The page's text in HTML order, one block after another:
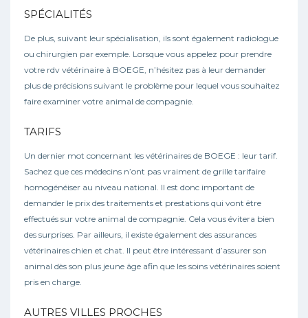
SPÉCIALITÉS
De plus, suivant leur spécialisation, ils sont également radiologue
ou chirurgien par exemple. Lorsque vous appelez pour prendre
votre rdv vétérinaire à BOEGE, n’hésitez pas à leur demander
plus de précisions suivant le problème pour lequel vous souhaitez
faire examiner votre animal de compagnie.
TARIFS
Un dernier mot concernant les vétérinaires de BOEGE : leur tarif.
Sachez que ces médecins n’ont pas vraiment de grille tarifaire
homogénéiser au niveau national. Il est donc important de
demander le prix des traitements et prestations qui vont être
effectués sur votre animal de compagnie. Cela vous évitera bien
des surprises. Par ailleurs, il existe également des assurances
vétérinaires chien et chat. Il peut être intéressant d’assurer son
animal dès son plus jeune âge afin que les soins vétérinaires soient
pris en charge.
AUTRES VILLES PROCHES